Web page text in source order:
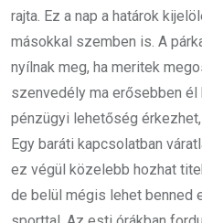
rajta. Ez a nap a határok
másokkal szemben is. A
nyílnak meg, ha meritek
szenvedély ma erősebben él
pénzügyi lehetőség
Egy baráti kapcsolatban
ez végül közelebb hozhat
de belül mégis lehet